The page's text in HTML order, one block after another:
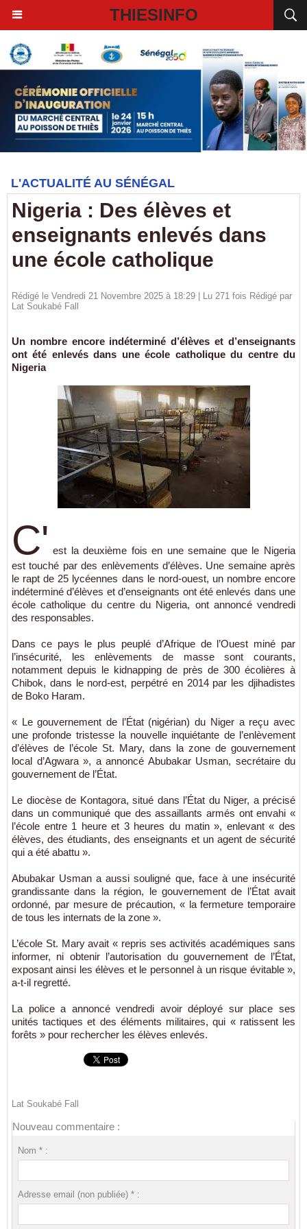
THIESINFO
L'ACTUALITÉ AU SÉNÉGAL
Nigeria : Des élèves et
enseignants enlevés dans
une école catholique
Rédigé le Vendredi 21 Novembre 2025 à 18:29 | Lu 271 fois Rédigé par
Lat Soukabé Fall
Un nombre encore indéterminé d’élèves et d’enseignants
ont été enlevés dans une école catholique du centre du
Nigeria
C' est la deuxième fois en une semaine que le Nigeria
est touché par des enlèvements d’élèves. Une semaine après
le rapt de 25 lycéennes dans le nord-ouest, un nombre encore
indéterminé d’élèves et d’enseignants ont été enlevés dans une
école catholique du centre du Nigeria, ont annoncé vendredi
des responsables.
Dans ce pays le plus peuplé d’Afrique de l’Ouest miné par
l’insécurité, les enlèvements de masse sont courants,
notamment depuis le kidnapping de près de 300 écolières à
Chibok, dans le nord-est, perpétré en 2014 par les djihadistes
de Boko Haram.
« Le gouvernement de l’État (nigérian) du Niger a reçu avec
une profonde tristesse la nouvelle inquiétante de l’enlèvement
d’élèves de l’école St. Mary, dans la zone de gouvernement
local d’Agwara », a annoncé Abubakar Usman, secrétaire du
gouvernement de l’État.
Le diocèse de Kontagora, situé dans l’État du Niger, a précisé
dans un communiqué que des assaillants armés ont envahi «
l’école entre 1 heure et 3 heures du matin », enlevant « des
élèves, des étudiants, des enseignants et un agent de sécurité
qui a été abattu ».
Abubakar Usman a aussi souligné que, face à une insécurité
grandissante dans la région, le gouvernement de l’État avait
ordonné, par mesure de précaution, « la fermeture temporaire
de tous les internats de la zone ».
L’école St. Mary avait « repris ses activités académiques sans
informer, ni obtenir l’autorisation du gouvernement de l’État,
exposant ainsi les élèves et le personnel à un risque évitable »,
a-t-il regretté.
La police a annoncé vendredi avoir déployé sur place ses
unités tactiques et des éléments militaires, qui « ratissent les
forêts » pour rechercher les élèves enlevés.
Lat Soukabé Fall
Nouveau commentaire :
Nom * :
Adresse email (non publiée) * :